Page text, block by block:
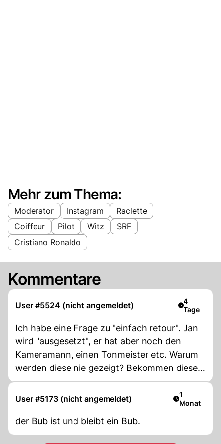
Mehr zum Thema:
Moderator Instagram
Raclette
Coiffeur
Pilot Witz
SRF
Cristiano Ronaldo
Kommentare
User #5524 (nicht angemeldet) Artikel
4
Tage
Ich habe eine Frage zu "einfach retour". Jan
wird "ausgesetzt", er hat aber noch den
Kameramann, einen Tonmeister etc. Warum
werden diese nie gezeigt? Bekommen diese
etwas mehr Geld? Warum tut man so, als ob
Jan mutterseel allein ist?
User #5173 (nicht angemeldet) Artikel
1
Monat
der Bub ist und bleibt ein Bub.